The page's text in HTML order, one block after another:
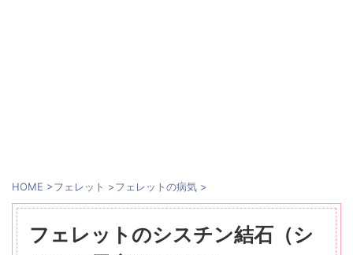
HOME >フェレット >フェレットの病気 >
フェレットのシスチン結石（シ